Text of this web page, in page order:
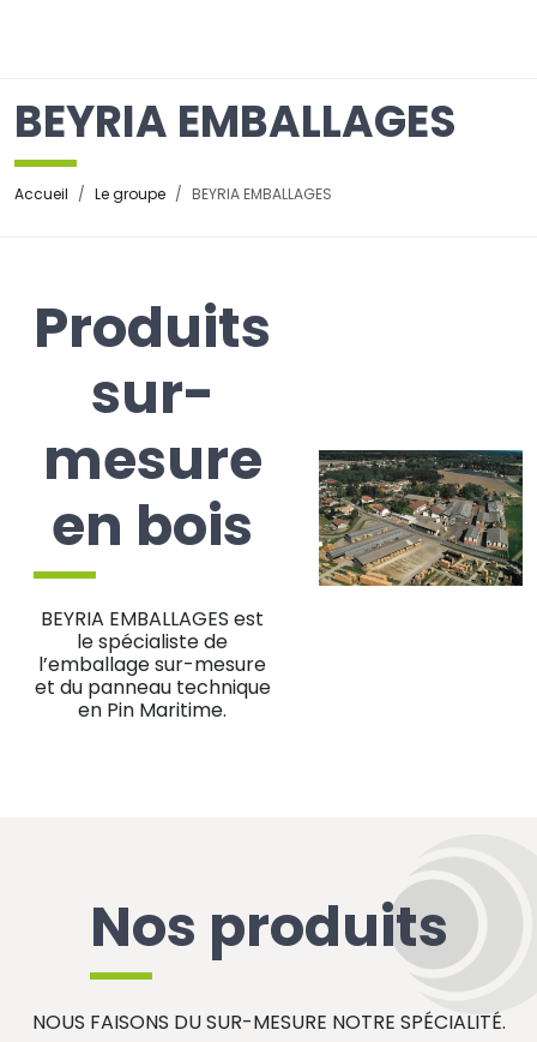
BEYRIA EMBALLAGES
Accueil Le groupe BEYRIA EMBALLAGES
Produits
sur-
mesure
en bois
BEYRIA EMBALLAGES est
le spécialiste de
l’emballage sur-mesure
et du panneau technique
en Pin Maritime.
Nos produits
NOUS FAISONS DU SUR-MESURE NOTRE SPÉCIALITÉ.